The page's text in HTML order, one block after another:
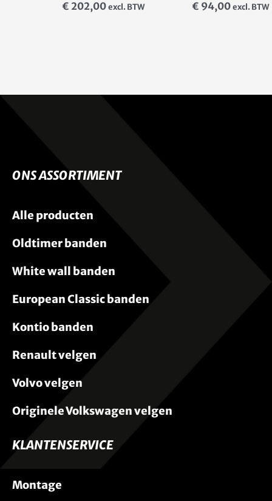
€ 202,00 excl. BTW € 94,00 excl. BTW
ONS ASSORTIMENT
Alle producten
Oldtimer banden
White wall banden
European Classic banden
Kontio banden
Renault velgen
Volvo velgen
Originele Volkswagen velgen
KLANTENSERVICE
Montage